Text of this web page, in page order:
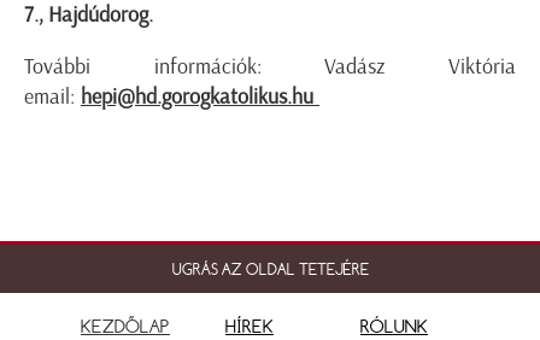
7., Hajdúdorog.
További információk: Vadász Viktória
email: hepi@hd.gorogkatolikus.hu
UGRÁS AZ OLDAL TETEJÉRE
KEZDŐLAP HÍREK RÓLUNK